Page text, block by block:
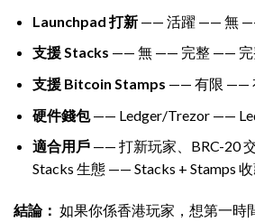
Launchpad 打新—— 活躍 —— 無
支援 Stacks —— 無 —— 完整 —— 完
支援 Bitcoin Stamps —— 有限 ——
硬件錢包—— Ledger/Trezor ——
適合用戶—— 打新玩家、BRC-20
Stacks 生態 —— Stacks + Stamps
結論： 如果你係香港玩家，想第一時